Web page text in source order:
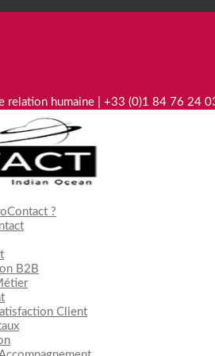
relation humaine | +33 (0)1 84 76 24
?
B2B
Client